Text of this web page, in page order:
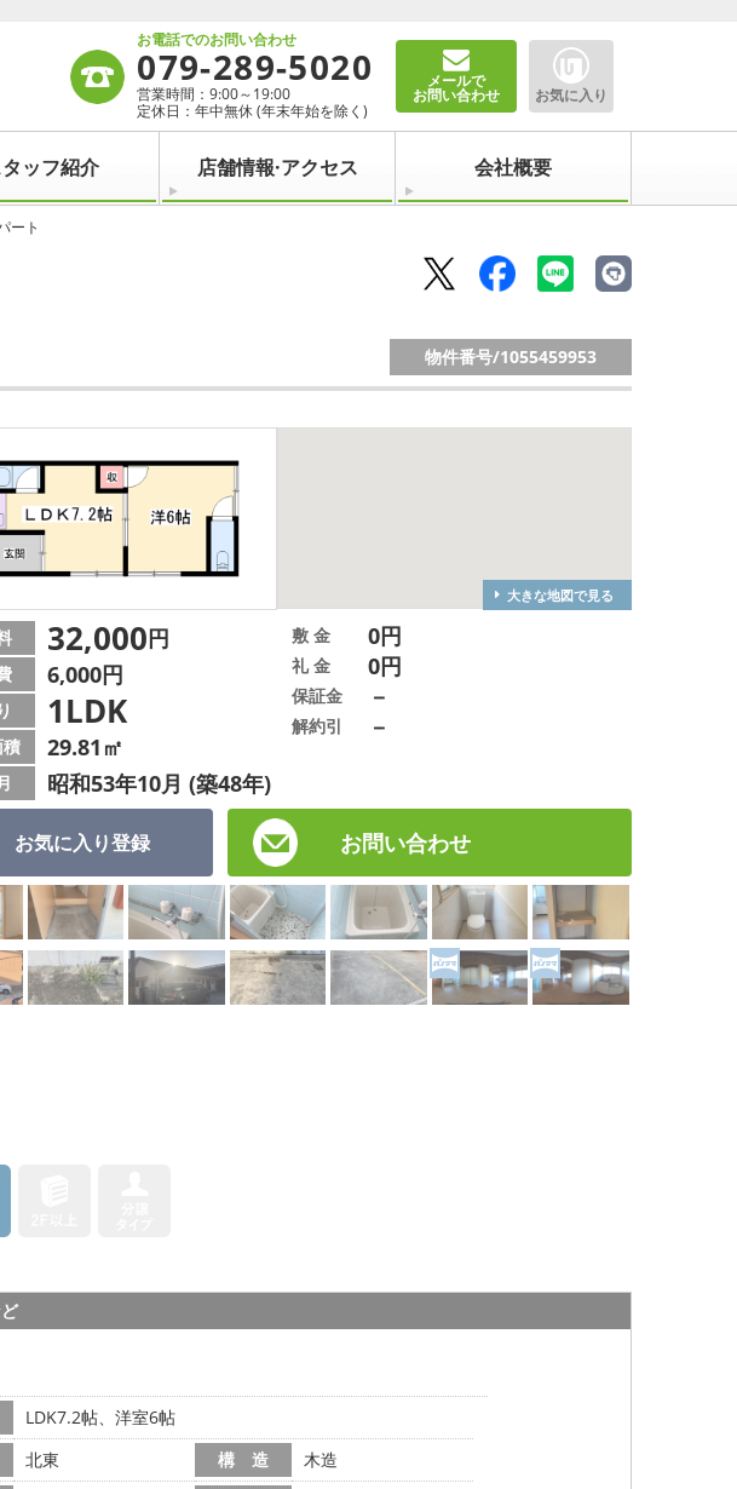
お電話でのお問い合わせ
079-289-5020
営業時間：9:00～19:00
定休日：年中無休 (年末年始を除く)
メールで
お問い合わせ お気に入り
ッフ紹介 店舗情報·アクセス 会社概要
ート
物件番号/1055459953
大きな地図で見る
お気に入り登録 お問い合わせ
32,000円
6,000円
1LDK
29.81㎡
昭和53年10月 (築48年)
敷 金 0円
礼 金 0円
保証金 －
解約引 －
LDK7.2帖、洋室6帖
北東 構 造
木造